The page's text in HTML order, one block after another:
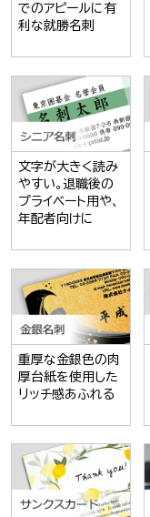
でのアピールに有
利な就勝名刺
文字が大きく読み
やすい。退職後の
プライベート用や、
年配者向けに
重厚な金銀色の肉
厚台紙を使用した
リッチ感あふれる